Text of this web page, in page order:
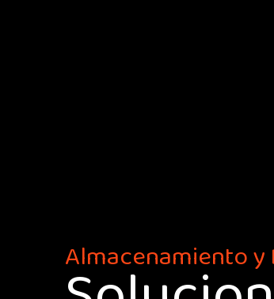
Almacenamiento y